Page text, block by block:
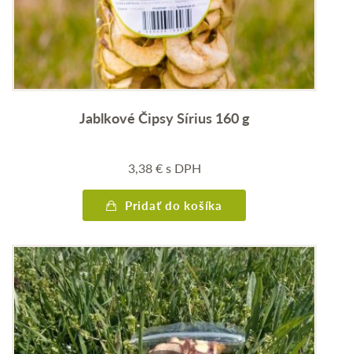
Jablkové Čipsy Sírius 160 g
3,38€s DPH
Pridať do košíka